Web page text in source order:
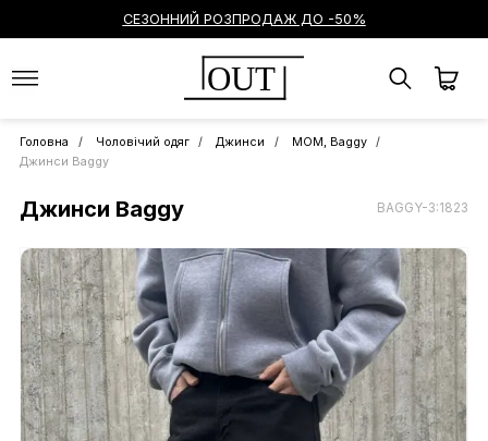
СЕЗОННИЙ РОЗПРОДАЖ ДО -50%
OUT
Головна Чоловічий одяг Джинси
МОМ, Baggy
Джинси Baggy
Джинси Baggy BAGGY-3:1823